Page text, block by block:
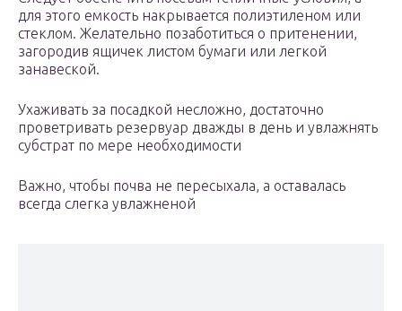
для этого емкость накрывается полиэтиленом или
стеклом. Желательно позаботиться о притенении,
загородив ящичек листом бумаги или легкой
занавеской.
Ухаживать за посадкой несложно, достаточно
проветривать резервуар дважды в день и увлажнять
субстрат по мере необходимости
Важно, чтобы почва не пересыхала, а оставалась
всегда слегка увлажненой